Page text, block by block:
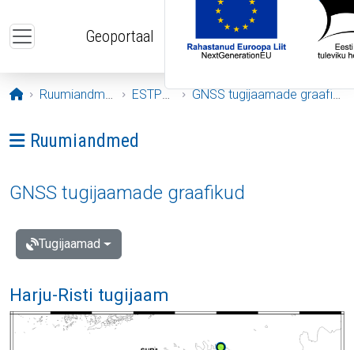
Geoportaal
Avaleht
Ruumiandmed ESTPOS GNSS tugijaamade graafikud
Ava menüü: Ruumiandmed
Ruumiandmed
GNSS tugijaamade graafikud
Tugijaamad
Harju-Risti tugijaam